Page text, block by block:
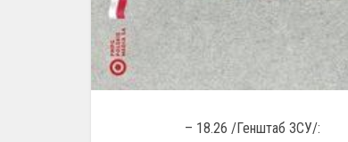
– 18.26 /Генштаб ЗСУ/: